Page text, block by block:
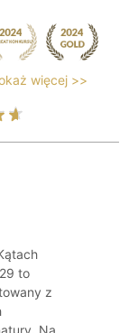
więcej >>
to
z
Na